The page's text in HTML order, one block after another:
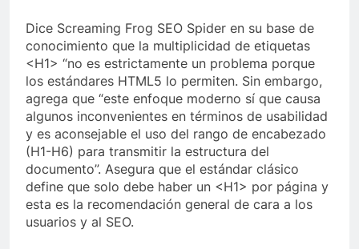
Dice Screaming Frog SEO Spider en su base de
conocimiento que la multiplicidad de etiquetas
<H1> “no es estrictamente un problema porque
los estándares HTML5 lo permiten. Sin embargo,
agrega que “este enfoque moderno sí que causa
algunos inconvenientes en términos de usabilidad
y es aconsejable el uso del rango de encabezado
(H1-H6) para transmitir la estructura del
documento”. Asegura que el estándar clásico
define que solo debe haber un <H1> por página y
esta es la recomendación general de cara a los
usuarios y al SEO.